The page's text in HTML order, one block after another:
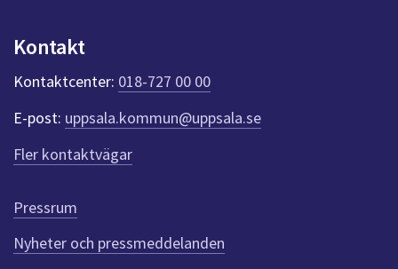
k
e
r
f
ö
r
e
n
n
a
Kontakt
Kontaktcenter: 018-727 00 00
E-post: uppsala.kommun@uppsala.se
Fler kontaktvägar
Pressrum
Nyheter och pressmeddelanden